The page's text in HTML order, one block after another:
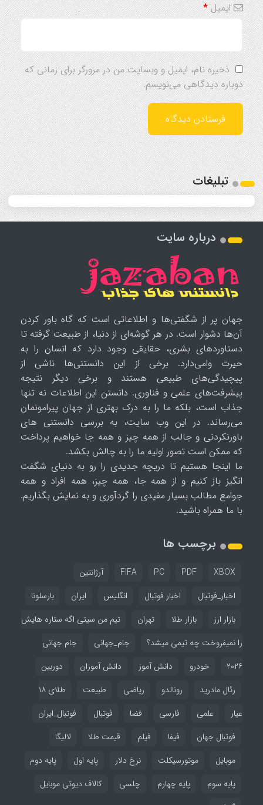
ایمیل*
ذخیره نام، ایمیل و وبسایت من در مرورگر برای زمانی که
دوباره دیدگاهی می‌نویسم.
تبلیغات
درباره سایت
جهان پر از شگفتی‌ها و اطلاعاتی است که گاه باور کردن
آن‌ها دشوار است. در هر گوشه‌ای از دنیا، از طبیعت گرفته تا
دستاوردهای بشری، حقایقی وجود دارد که انسان را به
حیرت وامی‌دارد. برخی از این دانستنی‌ها ناشی از
پیچیدگی‌های طبیعی هستند و برخی دیگر نتیجه
پیشرفت‌های علمی و فناوری. دانستن این اطلاعات نه تنها
جذاب است، بلکه ما را به درک بهتری از جهان پیرامونمان
می‌رساند. در این وب سایت، به بررسی دانستنی های
باورنکردنی و جالب از همه چیز و همه جا خواهیم پرداخت
که ممکن است تصور اولیه ما را به چالش بکشد.
ما اینجا هستیم تا دریچه جدیدی را رو به دنیای شگفت
انگیز باز کنیم و از همه جا، همه چیز، همه افراد و همه
جوامع مطالب بسیار مفیدی را گردآوری و به نمایش بگذاریم.
با ما همراه باشید.
برچسب ها
FIFA PC PDF XBOX
آرژانتین
اخبار_فوتبال
اخبار فوتبال انگلیس ایران
بارسلونا
بازار ارز
بازار طلا تهران
تیم من سیتی اگه ستاره هایش
را نمیفروخت چه تیمی میشد؟
جام_جهانی
جام جهانی
۲۰۲۶
خودرو دانش آموز دانش آموزان
دوربین
رئال مادرید
رونالدو ریاضی طبیعت
طلای ۱۸
عیار
علمی فارسی فضا فوتبال
فوتبال_ایران
فوتبال جهان
فیفا فیلم قیمت طلا
لالیگا
موبایل
موتورسیکلت نرخ دلار پایه اول
پایه دوم
پایه سوم
پایه چهارم چلسی
کالاف دیوتی موبایل